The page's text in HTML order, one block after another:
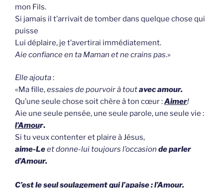
mon Fils.
Si jamais il t’arrivait de tomber dans quelque chose qui
puisse
Lui déplaire, je t’avertirai immédiatement.
Aie confiance en ta Maman et ne crains pas.»
Elle ajouta:
«Ma fille,essaies de pourvoir à toutavec amour.
Qu’une seule chose soit chère à ton cœur :Aimer!
Aie une seule pensée, une seule parole, une seule vie :
l’Amour.
Si tu veux contenter et plaire à Jésus,
aime-Leet donne-lui toujours l’occasion de parler
d’Amour.
C’est le seul soulagement qui l’apaise : l’Amour.